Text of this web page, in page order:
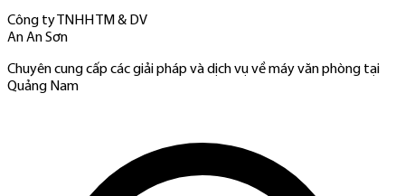
Công ty TNHH TM & DV
An An Sơn
Chuyên cung cấp các giải pháp và dịch vụ về máy văn phòng tại
Quảng Nam